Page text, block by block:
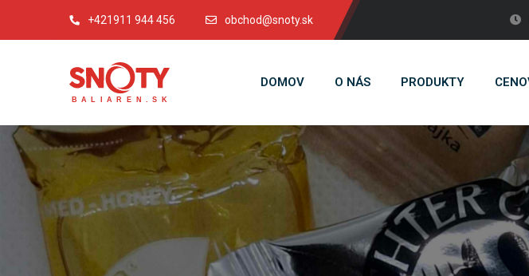
+421911 944 456 obchod@snoty.sk
DOMOV O NÁS PRODUKTY